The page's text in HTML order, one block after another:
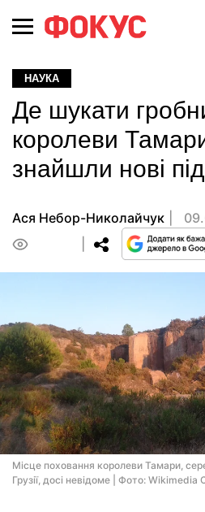
НАУКА
Де шукати
королеви
знайшли нові
Ася Небор-Николайчук
Місце поховання королеви Тамари,
Грузії, досі невідоме | Фото: Wikimedia